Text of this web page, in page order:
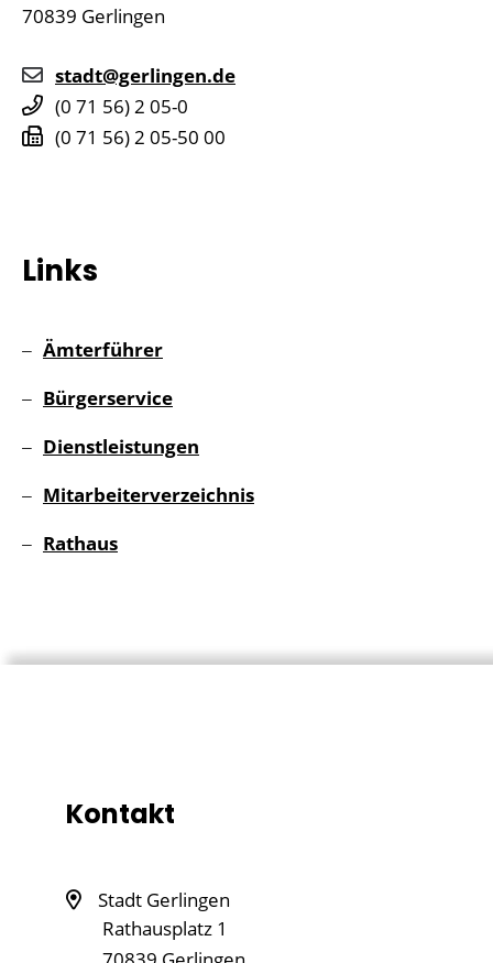
70839 Gerlingen
stadt@gerlingen.de
(0 71 56) 2 05-0
(0 71 56) 2 05-50 00
Links
Ämterführer
Bürgerservice
Dienstleistungen
Mitarbeiterverzeichnis
Rathaus
Kontakt
Stadt Gerlingen
Rathausplatz 1